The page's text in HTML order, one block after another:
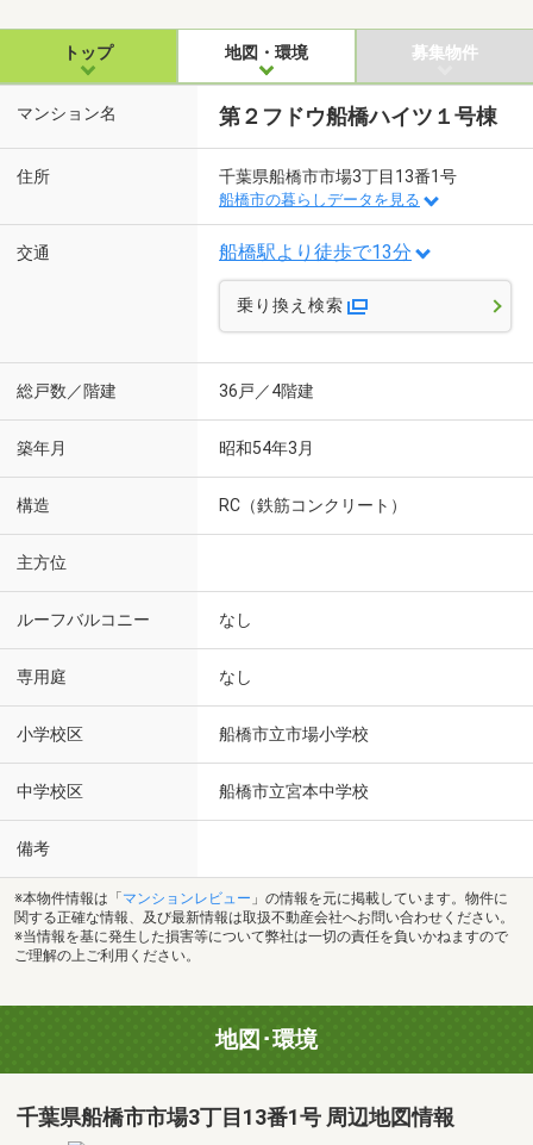
トップ 地図・環境 募集物件
マンション名 第２フドウ船橋ハイツ１号棟
住所 千葉県船橋市市場3丁目13番1号
船橋市の暮らしデータを見る
交通 船橋駅より徒歩で13分
乗り換え検索
総戸数／階建 36戸／4階建
築年月 昭和54年3月
構造 RC（鉄筋コンクリート）
主方位
ルーフバルコニー なし
専用庭 なし
小学校区 船橋市立市場小学校
中学校区 船橋市立宮本中学校
備考
※本物件情報は「 マンションレビュー 」の情報を元に掲載しています。物件に
関する正確な情報、及び最新情報は取扱不動産会社へお問い合わせください。
※当情報を基に発生した損害等について弊社は一切の責任を負いかねますので
ご理解の上ご利用ください。
地図･環境
千葉県船橋市市場3丁目13番1号 周辺地図情報